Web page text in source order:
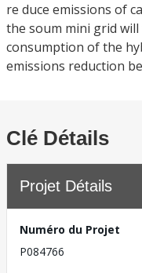
re duce emissions of
the soum mini grid
consumption of the
emissions reduction
Clé Détails
Projet Détails
Numéro du Projet
P084766